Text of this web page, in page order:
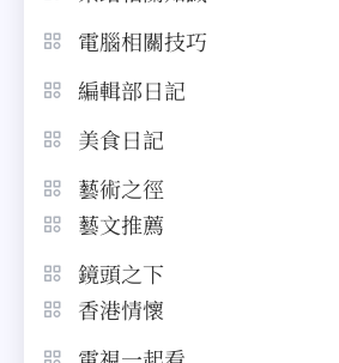
電腦相關技巧
編輯部日記
美食日記
藝術之徑
藝文推薦
鏡頭之下
香港情懷